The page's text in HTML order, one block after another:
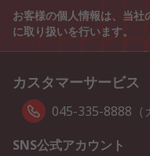
お客様の個人情報は、当社
に取り扱いを行います。
カスタマーサービス
045-335-8888（
SNS公式アカウント